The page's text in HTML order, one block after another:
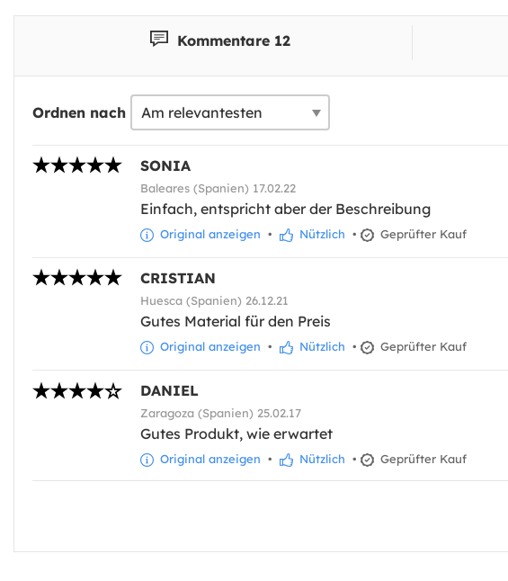
Kommentare 12
Ordnen nach
SONIA
Baleares (Spanien) 17.02.22
Einfach, entspricht aber der Beschreibung
Original anzeigen • Nützlich • Geprüfter Kauf
CRISTIAN
Huesca (Spanien) 26.12.21
Gutes Material für den Preis
Original anzeigen • Nützlich • Geprüfter Kauf
DANIEL
Zaragoza (Spanien) 25.02.17
Gutes Produkt, wie erwartet
Original anzeigen • Nützlich • Geprüfter Kauf